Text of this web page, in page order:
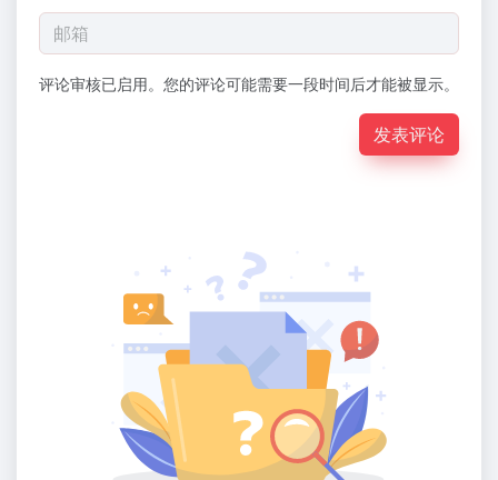
评论审核已启用。您的评论可能需要一段时间后才能被显示。
发表评论